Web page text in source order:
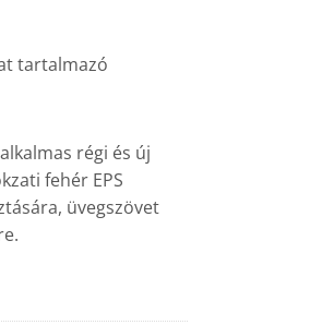
tartalmazó
régi és új
fehér EPS
üvegszövet